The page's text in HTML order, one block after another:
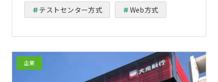
テストセンター方式 Web方式
企業